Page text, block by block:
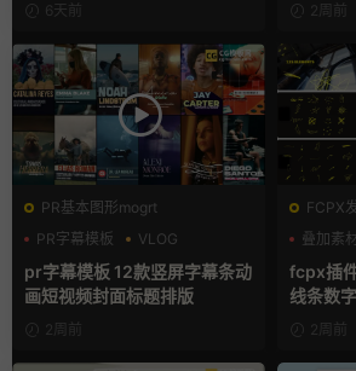
6天前 2周前
PR基本图形mogrt
PR字幕模板
VLOG
人物介绍
pr字幕模板 12款竖屏字幕条动
画短视频封面标题排版
2周前
FCPX
叠加素
手绘风
fcpx插
线条数
2周前